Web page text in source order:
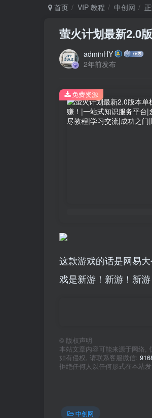
首页 VIP 教程 中创网
萤火计划最新2.0
adminHY
2年前发布
免费资源
这款游戏的话是网易
戏是新游！新游！新
© 版权声明
本站文章内容可能来源于网络,
如有侵权, 请联系客服微信:
拒绝任何人以任何形式在本站
中创网